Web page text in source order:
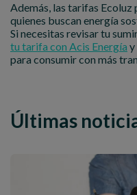
Además, las tarifas Ecoluz
quienes buscan energía
Si necesitas revisar tu
tu tarifa con Acis Energía y
para consumir con más
Últimas